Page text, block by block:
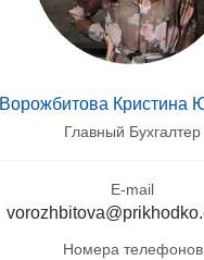
Ворожбитова Кристина
Главный Бухгалтер
E-mail
Номера телефонов